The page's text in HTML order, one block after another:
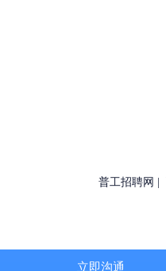
普工招聘网
立即沟通